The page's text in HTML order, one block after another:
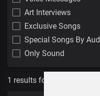
Art Interviews
Exclusive Songs
Special Songs By Aud
Only Sound
1 results for: